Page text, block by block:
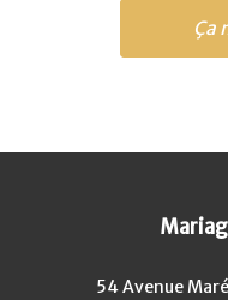
Ça
54 Avenue